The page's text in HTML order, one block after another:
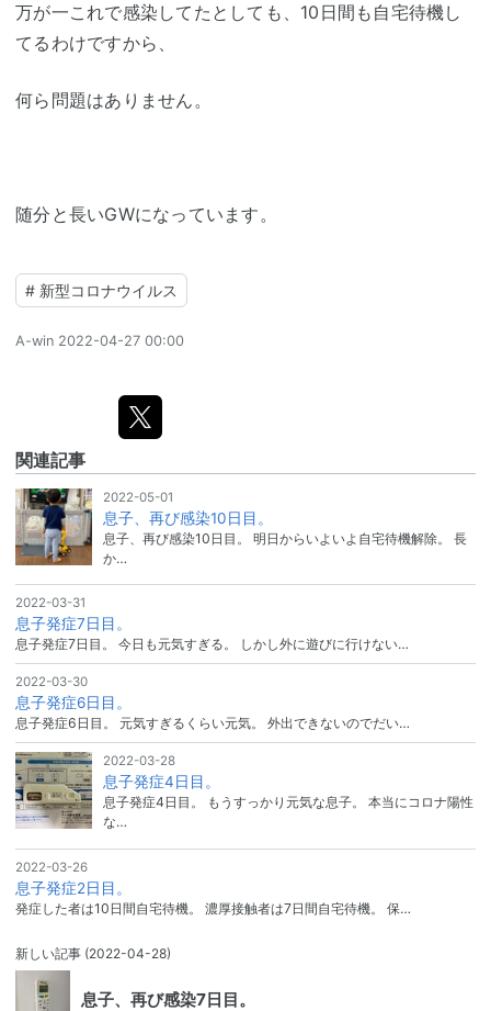
万が一これで感染してたとしても、10日間も自宅待機し
てるわけですから、
何ら問題はありません。
随分と長いGWになっています。
# 新型コロナウイルス
A-win 2022-04-27 00:00
関連記事
2022-05-01
息子、再び感染10日目。
息子、再び感染10日目。 明日からいよいよ自宅待機解除。 長
か…
2022-03-31
息子発症7日目。
息子発症7日目。 今日も元気すぎる。 しかし外に遊びに行けない…
2022-03-30
息子発症6日目。
息子発症6日目。 元気すぎるくらい元気。 外出できないのでだい…
2022-03-28
息子発症4日目。
息子発症4日目。 もうすっかり元気な息子。 本当にコロナ陽性
な…
2022-03-26
息子発症2日目。
発症した者は10日間自宅待機。 濃厚接触者は7日間自宅待機。 保…
新しい記事 (2022-04-28)
息子、再び感染7日目。